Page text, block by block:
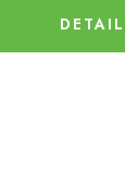
DETAIL